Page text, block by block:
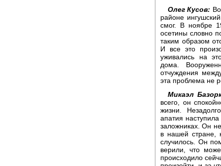
Олег Кусов:
районе
смог. В ноябре
осетины словно
таким образом
И все это
уживались на
дома.
отчуждения
эта проблема не
Микаэл
всего, он
жизни.
апатия
заложниках. Он
в нашей стране,
случилось. Он
верили, что
происходило